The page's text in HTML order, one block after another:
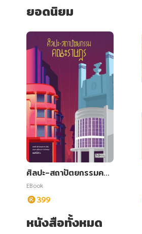
หมวดหมู่หนังสือ
อาหาร สุขภาพ การแพทย์
ศิลปะ บันเทิง กีฬา ท่องเที่ยว
ศาสนา และปรัชญา
กฎหมาย สัญญา ภาษี
การเงิน การลงทุน บริหาร
นิตยสาร หนังสือพิมพ์
ครอบครัว
วรรณกรรม
หมวดหมู่หนังสือ
อาหาร สุขภาพ การแพทย์
ศิลปะ บันเทิง กีฬา ท่องเที่ยว
ศาสนา และปรัชญา
กฎหมาย สัญญา ภาษี
การเงิน การลงทุน บริหาร
นิตยสาร หนังสือพิมพ์
ครอบครัว
วรรณกรรม
ยอดนิยม
ศิลปะ-สถาปัตยกรรมคณ
ะราษฎร สัญลักษณ์ทางก
ารเมืองในเชิงอุดมการณ์
(ปกแข็ง)
EBook
399
หนังสือทั้งหมด